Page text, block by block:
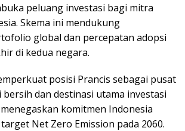
peluang investasi bagi mitra
Skema ini mendukung
global dan percepatan adopsi
di kedua negara.
posisi Prancis sebagai pusat
dan destinasi utama investasi
komitmen Indonesia
Net Zero Emission pada 2060.